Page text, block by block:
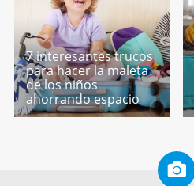
7 interesantes trucos
para hacer la maleta
de los niños
ahorrando espacio